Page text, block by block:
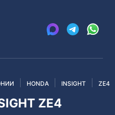
HONDA INSIGHT ZE4
ZE4